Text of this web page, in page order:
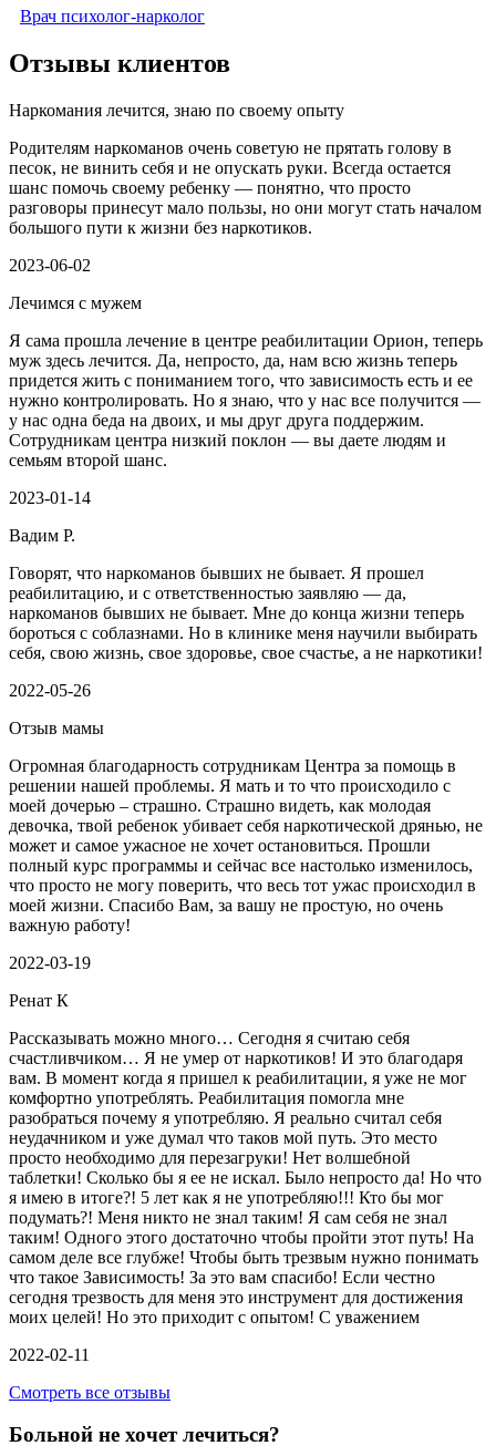
Врач психолог-нарколог
Отзывы клиентов
Наркомания лечится, знаю по своему опыту
Родителям наркоманов очень советую не прятать голову в
песок, не винить себя и не опускать руки. Всегда остается
шанс помочь своему ребенку — понятно, что просто
разговоры принесут мало пользы, но они могут стать началом
большого пути к жизни без наркотиков.
2023-06-02
Лечимся с мужем
Я сама прошла лечение в центре реабилитации Орион, теперь
муж здесь лечится. Да, непросто, да, нам всю жизнь теперь
придется жить с пониманием того, что зависимость есть и ее
нужно контролировать. Но я знаю, что у нас все получится —
у нас одна беда на двоих, и мы друг друга поддержим.
Сотрудникам центра низкий поклон — вы даете людям и
семьям второй шанс.
2023-01-14
Вадим Р.
Говорят, что наркоманов бывших не бывает. Я прошел
реабилитацию, и с ответственностью заявляю — да,
наркоманов бывших не бывает. Мне до конца жизни теперь
бороться с соблазнами. Но в клинике меня научили выбирать
себя, свою жизнь, свое здоровье, свое счастье, а не наркотики!
2022-05-26
Отзыв мамы
Огромная благодарность сотрудникам Центра за помощь в
решении нашей проблемы. Я мать и то что происходило с
моей дочерью – страшно. Страшно видеть, как молодая
девочка, твой ребенок убивает себя наркотической дрянью, не
может и самое ужасное не хочет остановиться. Прошли
полный курс программы и сейчас все настолько изменилось,
что просто не могу поверить, что весь тот ужас происходил в
моей жизни. Спасибо Вам, за вашу не простую, но очень
важную работу!
2022-03-19
Ренат К
Рассказывать можно много… Сегодня я считаю себя
счастливчиком… Я не умер от наркотиков! И это благодаря
вам. В момент когда я пришел к реабилитации, я уже не мог
комфортно употреблять. Реабилитация помогла мне
разобраться почему я употребляю. Я реально считал себя
неудачником и уже думал что таков мой путь. Это место
просто необходимо для перезагруки! Нет волшебной
таблетки! Сколько бы я ее не искал. Было непросто да! Но что
я имею в итоге?! 5 лет как я не употребляю!!! Кто бы мог
подумать?! Меня никто не знал таким! Я сам себя не знал
таким! Одного этого достаточно чтобы пройти этот путь! На
самом деле все глубже! Чтобы быть трезвым нужно понимать
что такое Зависимость! За это вам спасибо! Если честно
сегодня трезвость для меня это инструмент для достижения
моих целей! Но это приходит с опытом! С уважением
2022-02-11
Смотреть все отзывы
Больной не хочет лечиться?